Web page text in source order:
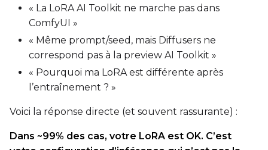
« La LoRA AI Toolkit ne marche pas dans
ComfyUI »
« Même prompt/seed, mais Diffusers ne
correspond pas à la preview AI Toolkit »
« Pourquoi ma LoRA est différente après
l’entraînement ? »
Voici la réponse directe (et souvent rassurante) :
Dans ~99% des cas, votre LoRA est OK. C’est